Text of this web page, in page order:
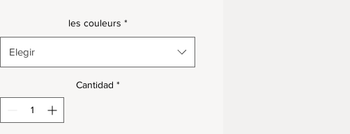
les couleurs *
Elegir
Cantidad *